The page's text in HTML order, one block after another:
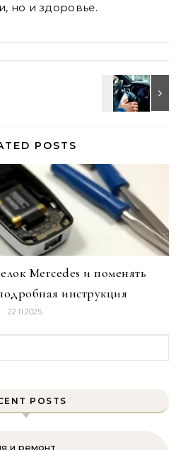
но и здоровье.
POSTS
Mercedes и поменять
инструкция
22.11.2025
POSTS
и ремонт